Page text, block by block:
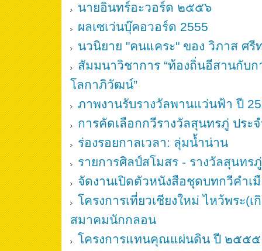
นายอินทร์อะวอร์ด ๒๕๕๖
ผลเซเว่นบุ๊คอวอร์ด 2555
นวนิยาย "คนแคระ" ของ วิภาส ศรี
สัมมนาวิชาการ “ท้องถิ่นอีสานกับก
โลกาภิวัฒน์”
ภาพงานรับรางวัลพานแว่นฟ้า ปี
การคัดเลือกกวีรางวัลสุนทรภู่ ปร
ร่องรอยกาลเวลา: ลุ่มน้ำน่าน
รายการศิลป์สโมสร - รางวัลสุนทร
จัดงานเปิดตัวหนังสือชุดบทกวีคำเ
โครงการเที่ยวเชียงใหม่ ไหว้พระ(
สมาคมนักกลอน
โครงการแทนคุณแผ่นดิน ปี ๒๕๕๕